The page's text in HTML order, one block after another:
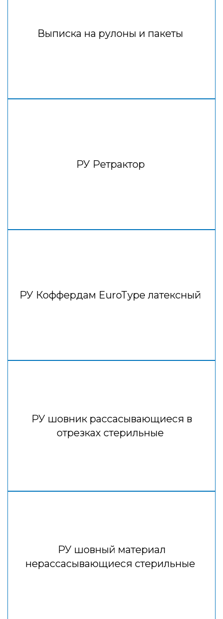
Выписка на рулоны и пакеты
РУ Ретрактор
РУ Коффердам EuroType латексный
РУ шовник рассасывающиеся в
отрезках стерильные
РУ шовный материал
нерассасывающиеся стерильные